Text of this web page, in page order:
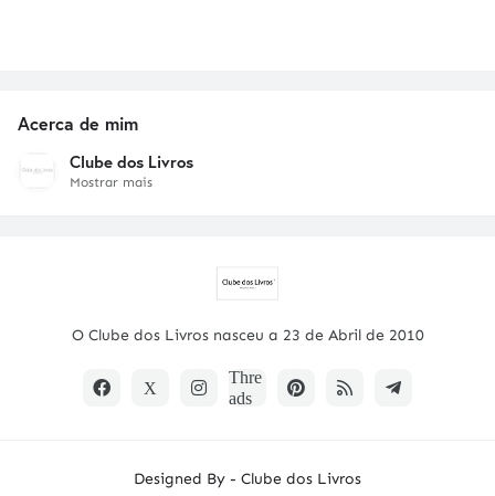
Acerca de mim
Clube dos Livros
Mostrar mais
O Clube dos Livros nasceu a 23 de Abril de 2010
Designed By - Clube dos Livros